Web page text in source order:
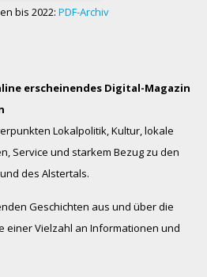
bis 2022: PDF-Archiv
erscheinendes Digital-Magazin
Lokalpolitik, Kultur, lokale
Service und starkem Bezug zu den
des Alstertals.
Geschichten aus und über die
einer Vielzahl an Informationen und